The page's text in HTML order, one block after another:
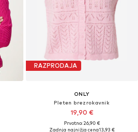
RAZPRODAJA
ONLY
Pleten brezrokavnik
19,90 €
Prvotno: 26,90 €
Zadnja najnižja cena13,93 €